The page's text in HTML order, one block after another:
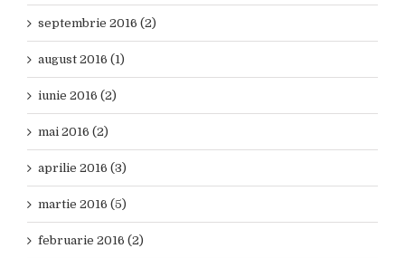
septembrie 2016 (2)
august 2016 (1)
iunie 2016 (2)
mai 2016 (2)
aprilie 2016 (3)
martie 2016 (5)
februarie 2016 (2)